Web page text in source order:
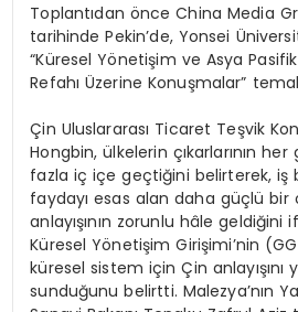
Toplantıdan önce China Media
tarihinde Pekin’de, Yonsei
“Küresel Yönetişim ve Asya
Refahı Üzerine Konuşmalar”
Çin Uluslararası Ticaret Teşvik
Hongbin, ülkelerin çıkarlarının
fazla iç içe geçtiğini belirterek, iş
faydayı esas alan daha güçlü
anlayışının zorunlu hâle geldiğini
Küresel Yönetişim Girişimi’nin
küresel sistem için Çin anlayışını
sunduğunu belirtti. Malezya’nın